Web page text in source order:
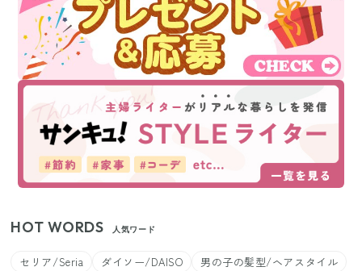
HOT WORDS 人気ワード
セリア/Seria ダイソー/DAISO
男の子の髪型/ヘアスタイル